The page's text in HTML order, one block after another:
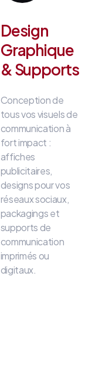
Design
Graphique
& Supports
Conception de
tous vos visuels de
communication à
fort impact :
affiches
publicitaires,
designs pour vos
réseaux sociaux,
packagings et
supports de
communication
imprimés ou
digitaux.